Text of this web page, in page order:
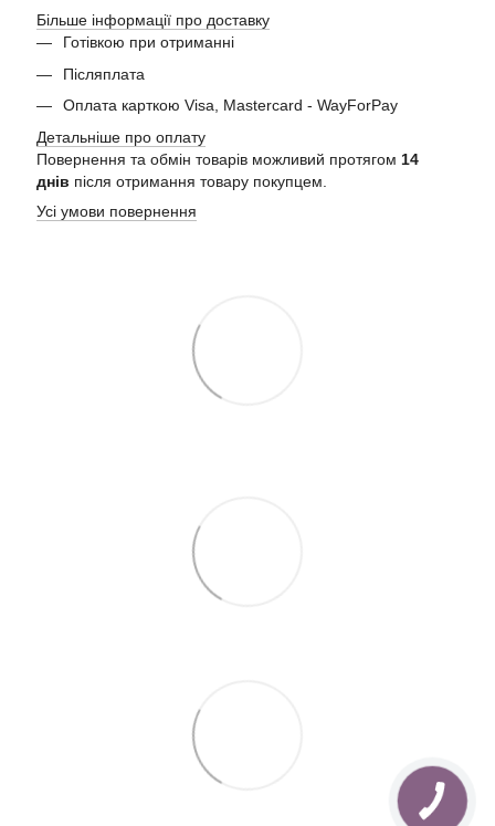
Більше інформації про доставку
Готівкою при отриманні
Післяплата
Оплата карткою Visa, Mastercard - WayForPay
Детальніше про оплату
Повернення та обмін товарів можливий протягом 14
днів після отримання товару покупцем.
Усі умови повернення